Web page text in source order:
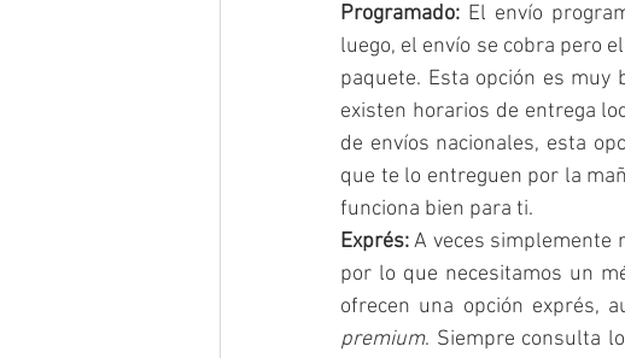
Programado: El envío
luego, el envío se cobra pero
paquete. Esta opción es muy
existen horarios de entrega
de envíos nacionales, esta
que te lo entreguen por la
funciona bien para ti.
Exprés: A veces simplemente
por lo que necesitamos un
premium. Siempre consulta